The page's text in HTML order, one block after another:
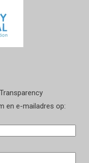
en e-mailadres op: